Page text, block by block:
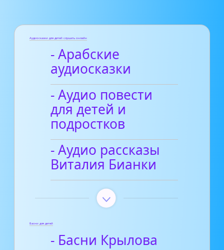
Аудиосказки для детей слушать онлайн
- Арабские
аудиосказки
- Аудио повести
для детей и
подростков
- Аудио рассказы
Виталия Бианки
Басни для детей
- Басни Крылова